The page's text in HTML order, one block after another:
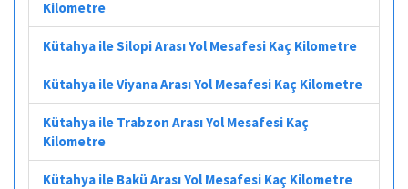
Kilometre
Kütahya ile Silopi Arası Yol Mesafesi Kaç Kilometre
Kütahya ile Viyana Arası Yol Mesafesi Kaç Kilometre
Kütahya ile Trabzon Arası Yol Mesafesi Kaç
Kilometre
Kütahya ile Bakü Arası Yol Mesafesi Kaç Kilometre